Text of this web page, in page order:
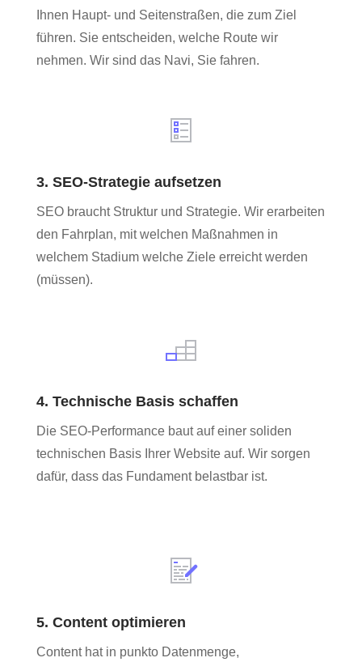
Ihnen Haupt- und Seitenstraßen, die zum Ziel
führen. Sie entscheiden, welche Route wir
nehmen. Wir sind das Navi, Sie fahren.
3. SEO-Strategie aufsetzen
SEO braucht Struktur und Strategie. Wir erarbeiten
den Fahrplan, mit welchen Maßnahmen in
welchem Stadium welche Ziele erreicht werden
(müssen).
4. Technische Basis schaffen
Die SEO-Performance baut auf einer soliden
technischen Basis Ihrer Website auf. Wir sorgen
dafür, dass das Fundament belastbar ist.
5. Content optimieren
Content hat in punkto Datenmenge,